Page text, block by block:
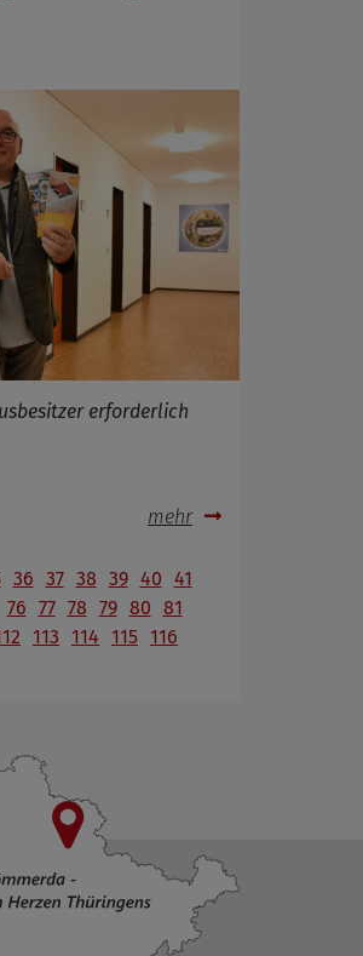
erforderlich
mehr
36 37 38 39 40 41
76 77 78 79 80 81
113 114 115 116